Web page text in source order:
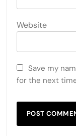
Website
Save my
for the next